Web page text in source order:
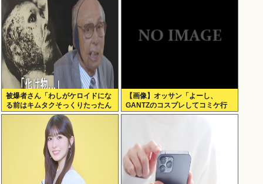
被爆者さん「わしがケロイドにな
る前はキムタクそっくりたったん
じゃ」ハードなギャグをかます
【画像】オッサン「よーし、
GANTZのコスプレしてコミケ行
くかー」